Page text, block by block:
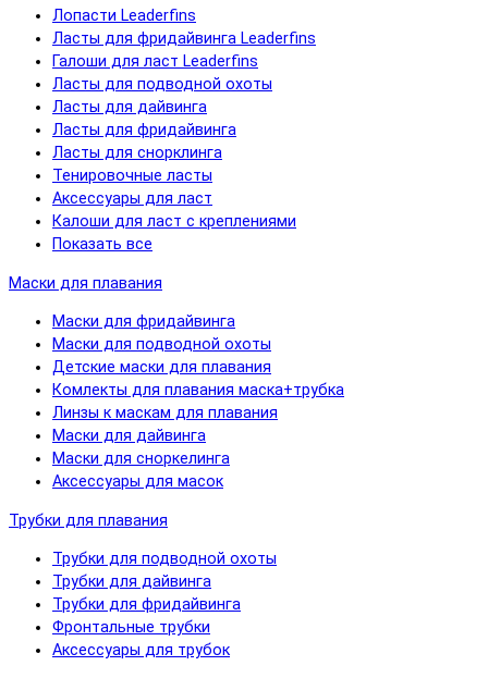
Лопасти Leaderfins
Ласты для фридайвинга Leaderfins
Галоши для ласт Leaderfins
Ласты для подводной охоты
Ласты для дайвинга
Ласты для фридайвинга
Ласты для снорклинга
Тенировочные ласты
Аксессуары для ласт
Калоши для ласт с креплениями
Показать все
Маски для плавания
Маски для фридайвинга
Маски для подводной охоты
Детские маски для плавания
Комлекты для плавания маска+трубка
Линзы к маскам для плавания
Маски для дайвинга
Маски для сноркелинга
Аксессуары для масок
Трубки для плавания
Трубки для подводной охоты
Трубки для дайвинга
Трубки для фридайвинга
Фронтальные трубки
Аксессуары для трубок